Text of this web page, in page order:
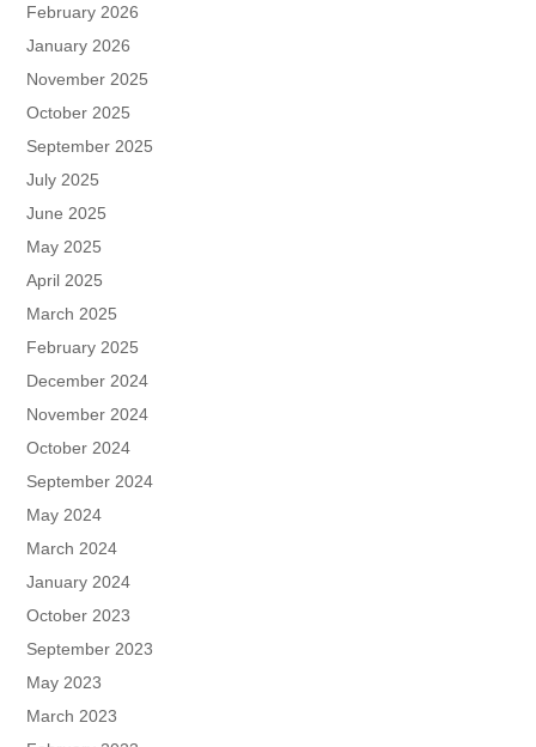
February 2026
January 2026
November 2025
October 2025
September 2025
July 2025
June 2025
May 2025
April 2025
March 2025
February 2025
December 2024
November 2024
October 2024
September 2024
May 2024
March 2024
January 2024
October 2023
September 2023
May 2023
March 2023